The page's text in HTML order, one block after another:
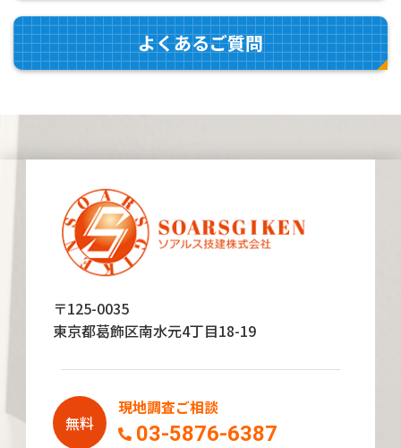
よくあるご質問
〒125-0035
東京都葛飾区南水元4丁目18-19
無料
現地調査ご相談
03-5876-6387